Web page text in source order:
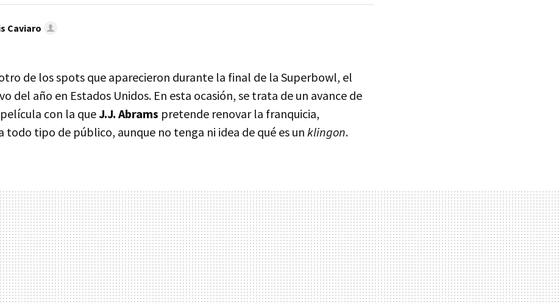
Caviaro
de los spots que aparecieron durante la final de la Superbowl, el
del año en Estados Unidos. En esta ocasión, se trata de un avance de
con la queJ.J. Abrams pretende renovar la franquicia,
todo tipo de público, aunque no tenga ni idea de qué es un klingon.